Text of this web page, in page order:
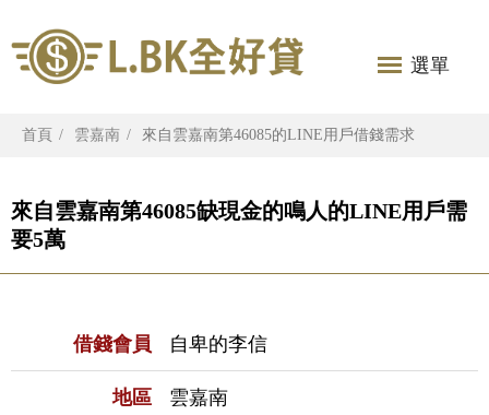
選單
首頁 雲嘉南 來自雲嘉南第46085的LINE用戶借錢需求
來自雲嘉南第46085缺現金的鳴人的LINE用戶需
要5萬
借錢會員 自卑的李信
地區 雲嘉南